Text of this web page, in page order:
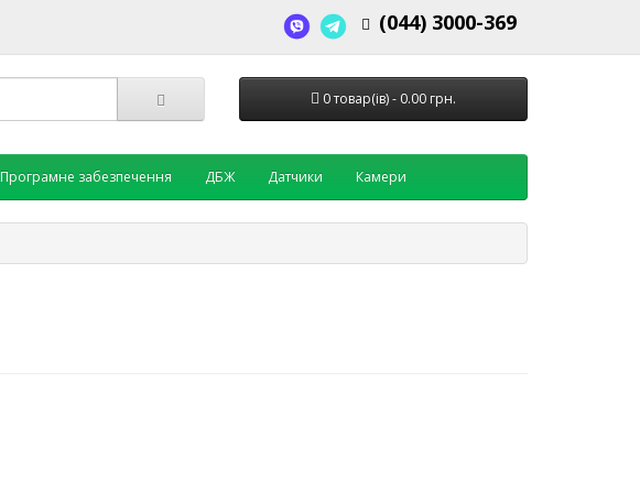
(044) 3000-369
0 товар(ів) - 0.00 грн.
Програмне забезпечення ДБЖ Датчики Камери